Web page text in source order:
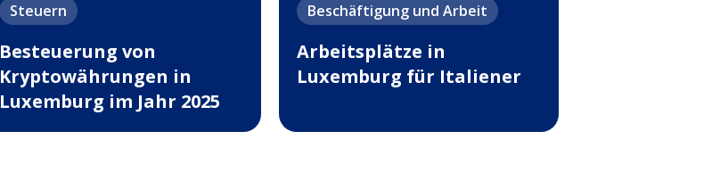
Steuern
Besteuerung von
Kryptowährungen in
Luxemburg im Jahr 2025
Beschäftigung und Arbeit
Arbeitsplätze in
Luxemburg für Italiener